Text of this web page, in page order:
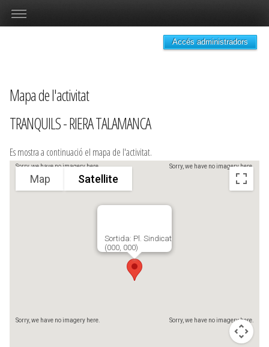
Accés administradors
Mapa de l'activitat
TRANQUILS - RIERA TALAMANCA
Es mostra a continuació el mapa de l'activitat.
Sorry, we have no imagery here.
Sorry, we have no imagery here.
Sorry, we have no imagery here. Sorry, we have no imagery here.
Sortida: Pl. Sindicat
(000, 000)
Map Satellite